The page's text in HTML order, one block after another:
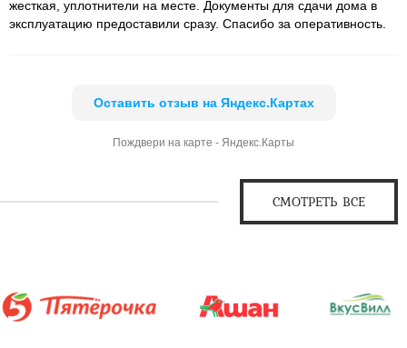
жесткая, уплотнители на месте. Документы для сдачи дома в
эксплуатацию предоставили сразу. Спасибо за оперативность.
Оставить отзыв на Яндекс.Картах
Пождвери на карте - Яндекс.Карты
СМОТРЕТЬ ВСЕ